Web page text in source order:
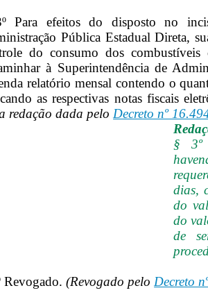
Para efeitos do disposto no
Pública Estadual Direta,
do consumo dos
à Superintendência de
relatório mensal contendo o
as respectivas notas fiscais
redação dada peloDecreto nº
§ 3º
dias,
do
do
de
Revogado. (Revogado peloDecreto